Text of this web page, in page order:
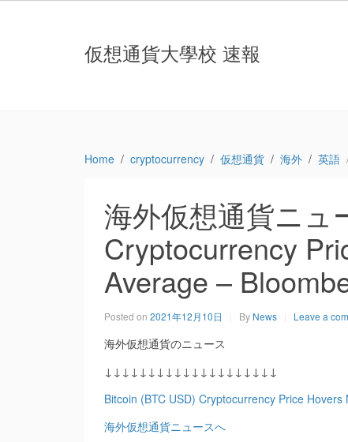
仮想通貨大學校 速報
Home cryptocurrency 仮想通貨 海外 英語
海外仮想通貨ニュ
Cryptocurrency
Average –
Posted on 2021年12月10日 By News Leave a
海外仮想通貨のニュース
↓↓↓↓↓↓↓↓↓↓↓↓↓↓↓↓↓↓↓↓
Bitcoin (BTC USD) Cryptocurrency Price
海外仮想通貨ニュースへ